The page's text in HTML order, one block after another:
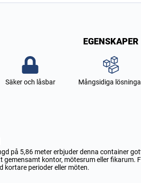
EGENSKAPER
Säker och låsbar Mångsidiga
på 5,86 meter erbjuder denna container
gemensamt kontor, mötesrum eller
kortare perioder eller möten.